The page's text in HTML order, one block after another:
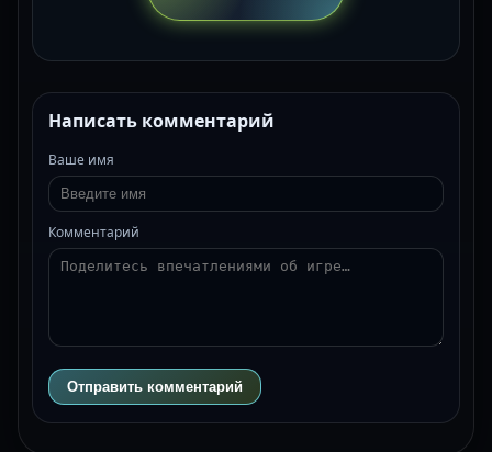
Написать комментарий
Ваше имя
Комментарий
Отправить комментарий